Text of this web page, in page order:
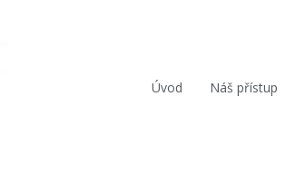
Úvod Náš přístup